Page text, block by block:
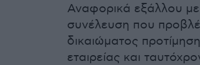
Αναφορικά εξάλλου με
συνέλευση που
δικαιώματος
εταιρείας και